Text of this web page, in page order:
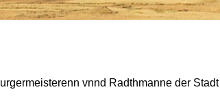
vnnd Radthmanne der Stadt